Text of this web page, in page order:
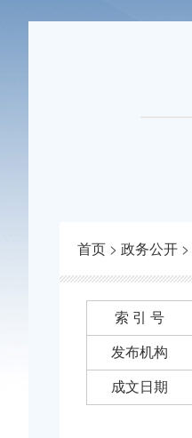
首页 > 政务公开 >
索 引 号
发布机构
成文日期